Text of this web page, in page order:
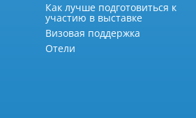
Как лучше подготовиться к
участию в выставке
Визовая поддержка
Отели